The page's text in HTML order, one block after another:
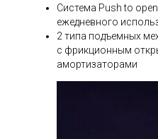
Система Push to
ежедневного
2 типа подъемных
с фрикционным
амортизаторами